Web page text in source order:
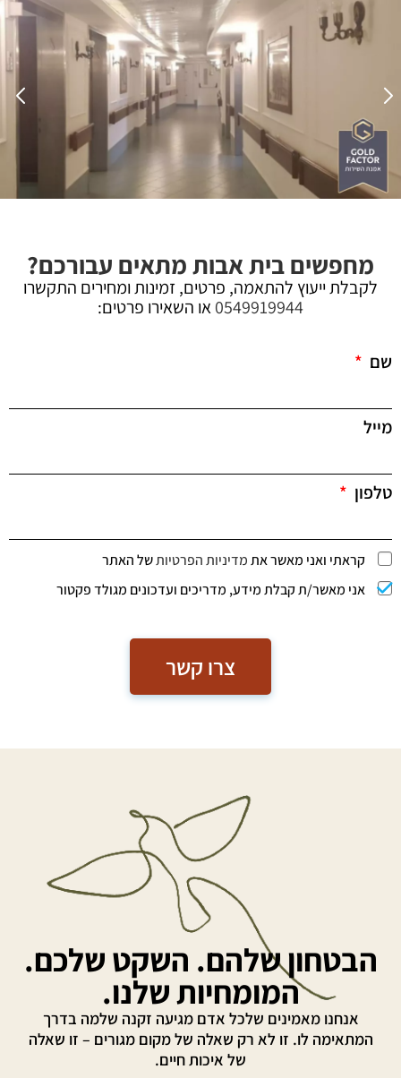
מחפשים בית אבות מתאים עבורכם?
לקבלת ייעוץ להתאמה, פרטים, זמינות ומחירים התקשרו
0549919944או השאירו פרטים:
שם
מייל
טלפון
קראתי ואני מאשר אתמדיניות הפרטיותשל האתר
אני מאשר/ת קבלת מידע, מדריכים ועדכונים מגולד פקטור
צרו קשר
הבטחון שלהם. השקט שלכם.
המומחיות שלנו.
אנחנו מאמינים שלכל אדם מגיעה זקנה שלמה בדרך
המתאימה לו. זו לא רק שאלה של מקום מגורים – זו שאלה
של איכות חיים.